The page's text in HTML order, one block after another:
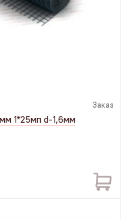
Заказ
1*25мп d-1,6мм